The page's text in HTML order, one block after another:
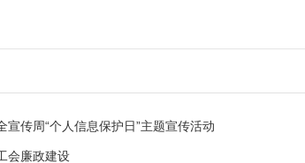
传周“个人信息保护日”主题宣传活动
会廉政建设